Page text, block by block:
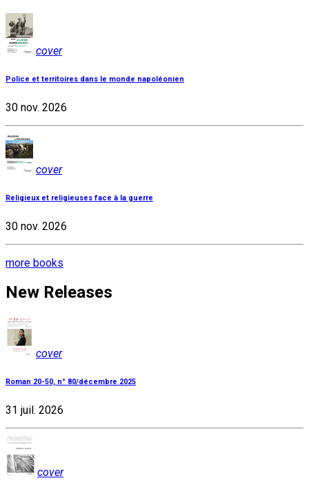
cover
Police et territoires dans le monde napoléonien
30 nov. 2026
cover
Religieux et religieuses face à la guerre
30 nov. 2026
more books
New Releases
cover
Roman 20-50, n° 80/décembre 2025
31 juil. 2026
cover